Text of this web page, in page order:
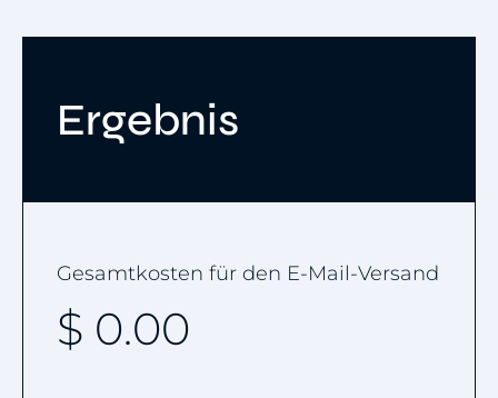
Ergebnis
Gesamtkosten für den E-Mail-Versand
$ 0.00